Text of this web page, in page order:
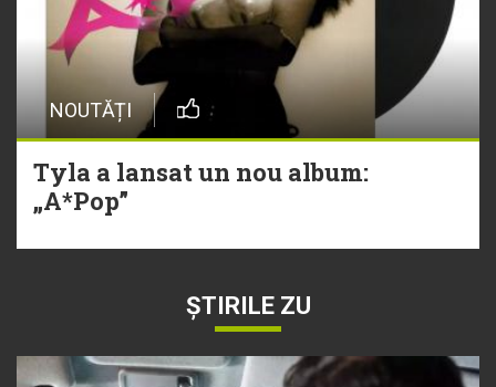
NOUTĂȚI
Tyla a lansat un nou album:
„A*Pop”
ȘTIRILE ZU